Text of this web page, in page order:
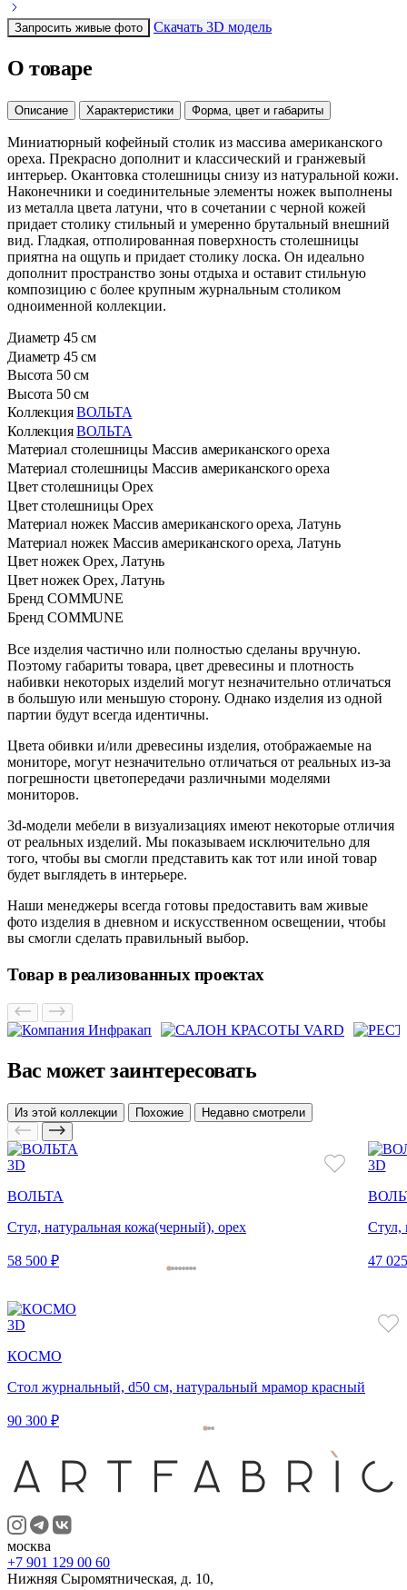
Запросить живые фото Скачать 3D модель
О товаре
Описание Характеристики Форма, цвет и габариты
Миниатюрный кофейный столик из массива американского
ореха. Прекрасно дополнит и классический и гранжевый
интерьер. Окантовка столешницы снизу из натуральной кожи.
Наконечники и соединительные элементы ножек выполнены
из металла цвета латуни, что в сочетании с черной кожей
придает столику стильный и умеренно брутальный внешний
вид. Гладкая, отполированная поверхность столешницы
приятна на ощупь и придает столику лоска. Он идеально
дополнит пространство зоны отдыха и оставит стильную
композицию с более крупным журнальным столиком
одноименной коллекции.
Диаметр 45 см
Диаметр 45 см
Высота 50 см
Высота 50 см
Коллекция ВОЛЬТА
Коллекция ВОЛЬТА
Материал столешницы Массив американского ореха
Материал столешницы Массив американского ореха
Цвет столешницы Орех
Цвет столешницы Орех
Материал ножек Массив американского ореха, Латунь
Материал ножек Массив американского ореха, Латунь
Цвет ножек Орех, Латунь
Цвет ножек Орех, Латунь
Бренд COMMUNE
Бренд COMMUNE
Все изделия частично или полностью сделаны вручную.
Поэтому габариты товара, цвет древесины и плотность
набивки некоторых изделий могут незначительно отличаться
в большую или меньшую сторону. Однако изделия из одной
партии будут всегда идентичны.
Цвета обивки и/или древесины изделия, отображаемые на
мониторе, могут незначительно отличаться от реальных из-за
погрешности цветопередачи различными моделями
мониторов.
3d-модели мебели в визуализациях имеют некоторые отличия
от реальных изделий. Мы показываем исключительно для
того, чтобы вы смогли представить как тот или иной товар
будет выглядеть в интерьере.
Наши менеджеры всегда готовы предоставить вам живые
фото изделия в дневном и искусственном освещении, чтобы
вы смогли сделать правильный выбор.
Товар в реализованных проектах
Вас может заинтересовать
Из этой коллекции Похожие Недавно смотрели
3D
ВОЛЬТА
Стул, натуральная кожа(черный), орех
58 500 ₽
3D
Стул,
47
3D
КОСМО
Стол журнальный, d50 см, натуральный мрамор красный
90 300 ₽
москва
+7 901 129 00 60
Нижняя Сыромятническая, д. 10,